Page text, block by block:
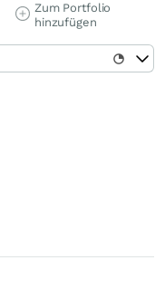
Zum Portfolio
hinzufügen